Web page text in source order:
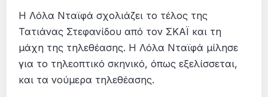
Η Λόλα Νταϊφά σχολιάζει το τέλος της
Τατιάνας Στεφανίδου από τον ΣΚΑΪ και τη
μάχη της τηλεθέασης. Η Λόλα Νταϊφά μίλησε
για το τηλεοπτικό σκηνικό, όπως εξελίσσεται,
και τα νούμερα τηλεθέασης.